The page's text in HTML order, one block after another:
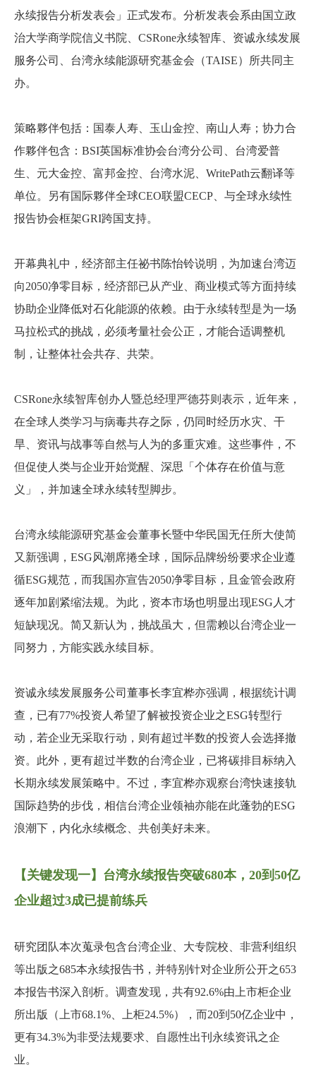
永续报告分析发表会」正式发布。分析发表会系由国立政
治大学商学院信义书院、CSRone永续智库、资诚永续发展
服务公司、台湾永续能源研究基金会（TAISE）所共同主
办。
策略夥伴包括：国泰人寿、玉山金控、南山人寿；协力合
作夥伴包含：BSI英国标准协会台湾分公司、台湾爱普
生、元大金控、富邦金控、台湾水泥、WritePath云翻译等
单位。另有国际夥伴全球CEO联盟CECP、与全球永续性
报告协会框架GRI跨国支持。
开幕典礼中，经济部主任祕书陈怡铃说明，为加速台湾迈
向2050净零目标，经济部已从产业、商业模式等方面持续
协助企业降低对石化能源的依赖。由于永续转型是为一场
马拉松式的挑战，必须考量社会公正，才能合适调整机
制，让整体社会共存、共荣。
CSRone永续智库创办人暨总经理严德芬则表示，近年来，
在全球人类学习与病毒共存之际，仍同时经历水灾、干
旱、资讯与战事等自然与人为的多重灾难。这些事件，不
但促使人类与企业开始觉醒、深思「个体存在价值与意
义」，并加速全球永续转型脚步。
台湾永续能源研究基金会董事长暨中华民国无任所大使简
又新强调，ESG风潮席捲全球，国际品牌纷纷要求企业遵
循ESG规范，而我国亦宣告2050净零目标，且金管会政府
逐年加剧紧缩法规。为此，资本市场也明显出现ESG人才
短缺现况。简又新认为，挑战虽大，但需赖以台湾企业一
同努力，方能实践永续目标。
资诚永续发展服务公司董事长李宜桦亦强调，根据统计调
查，已有77%投资人希望了解被投资企业之ESG转型行
动，若企业无采取行动，则有超过半数的投资人会选择撤
资。此外，更有超过半数的台湾企业，已将碳排目标纳入
长期永续发展策略中。不过，李宜桦亦观察台湾快速接轨
国际趋势的步伐，相信台湾企业领袖亦能在此蓬勃的ESG
浪潮下，内化永续概念、共创美好未来。
【关键发现一】台湾永续报告突破680本，20到50亿
企业超过3成已提前练兵
研究团队本次蒐录包含台湾企业、大专院校、非营利组织
等出版之685本永续报告书，并特别针对企业所公开之653
本报告书深入剖析。调查发现，共有92.6%由上市柜企业
所出版（上市68.1%、上柜24.5%），而20到50亿企业中，
更有34.3%为非受法规要求、自愿性出刊永续资讯之企
业。